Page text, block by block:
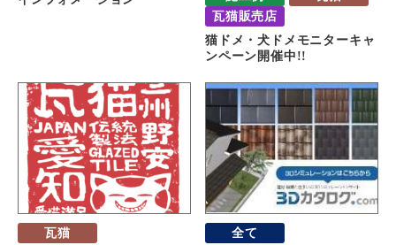
瓦猫販売店
猫ドメ・犬ドメモニターキャ
ンペーン開催中!!
瓦猫 全て